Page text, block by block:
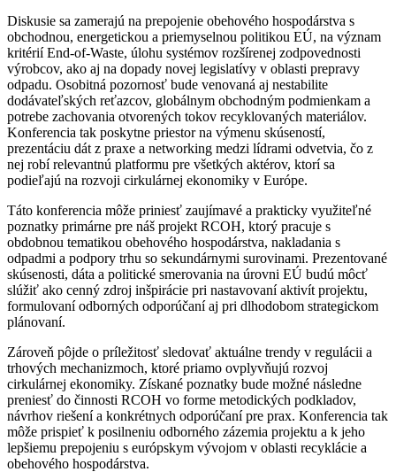
Diskusie sa zamerajú na prepojenie obehového hospodárstva s
obchodnou, energetickou a priemyselnou politikou EÚ, na význam
kritérií End-of-Waste, úlohu systémov rozšírenej zodpovednosti
výrobcov, ako aj na dopady novej legislatívy v oblasti prepravy
odpadu. Osobitná pozornosť bude venovaná aj nestabilite
dodávateľských reťazcov, globálnym obchodným podmienkam a
potrebe zachovania otvorených tokov recyklovaných materiálov.
Konferencia tak poskytne priestor na výmenu skúseností,
prezentáciu dát z praxe a networking medzi lídrami odvetvia, čo z
nej robí relevantnú platformu pre všetkých aktérov, ktorí sa
podieľajú na rozvoji cirkulárnej ekonomiky v Európe.
Táto konferencia môže priniesť zaujímavé a prakticky využiteľné
poznatky primárne pre náš projekt RCOH, ktorý pracuje s
obdobnou tematikou obehového hospodárstva, nakladania s
odpadmi a podpory trhu so sekundárnymi surovinami. Prezentované
skúsenosti, dáta a politické smerovania na úrovni EÚ budú môcť
slúžiť ako cenný zdroj inšpirácie pri nastavovaní aktivít projektu,
formulovaní odborných odporúčaní aj pri dlhodobom strategickom
plánovaní.
Zároveň pôjde o príležitosť sledovať aktuálne trendy v regulácii a
trhových mechanizmoch, ktoré priamo ovplyvňujú rozvoj
cirkulárnej ekonomiky. Získané poznatky bude možné následne
preniesť do činnosti RCOH vo forme metodických podkladov,
návrhov riešení a konkrétnych odporúčaní pre prax. Konferencia tak
môže prispieť k posilneniu odborného zázemia projektu a k jeho
lepšiemu prepojeniu s európskym vývojom v oblasti recyklácie a
obehového hospodárstva.